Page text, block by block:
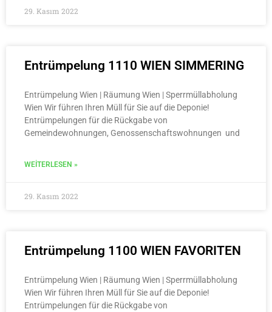
29. Kasım 2022
Entrümpelung 1110 WIEN SIMMERING
Entrümpelung Wien | Räumung Wien | Sperrmüllabholung
Wien Wir führen Ihren Müll für Sie auf die Deponie!
Entrümpelungen für die Rückgabe von
Gemeindewohnungen, Genossenschaftswohnungen und
WEITERLESEN »
29. Kasım 2022
Entrümpelung 1100 WIEN FAVORITEN
Entrümpelung Wien | Räumung Wien | Sperrmüllabholung
Wien Wir führen Ihren Müll für Sie auf die Deponie!
Entrümpelungen für die Rückgabe von